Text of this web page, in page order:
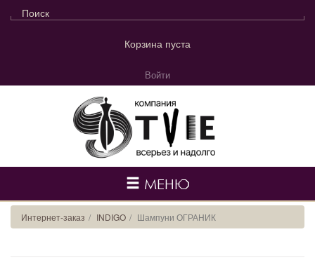
Корзина пуста
Войти
МЕНЮ
Интернет-заказ INDIGO Шампуни ОГРАНИК